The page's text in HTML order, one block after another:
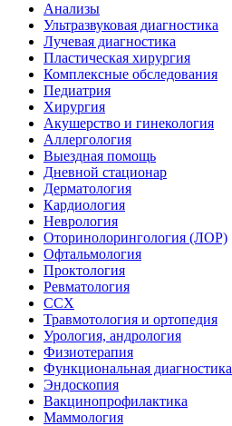
Анализы
Ультразвуковая диагностика
Лучевая диагностика
Пластическая хирургия
Комплексные обследования
Педиатрия
Хирургия
Акушерство и гинекология
Аллергология
Выездная помощь
Дневной стационар
Дерматология
Кардиология
Неврология
Оторинолорингология (ЛОР)
Офтальмология
Проктология
Ревматология
ССХ
Травмотология и ортопедия
Урология, андрология
Физиотерапия
Функциональная диагностика
Эндоскопия
Вакцинопрофилактика
Маммология